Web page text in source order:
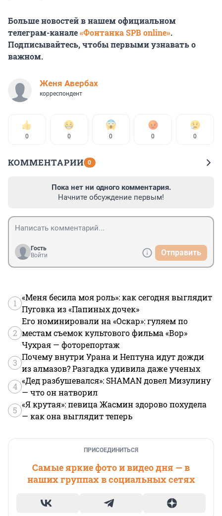
Больше новостей в нашем официальном
телеграм-канале«Фонтанка SPB online».
Подписывайтесь, чтобы первыми узнавать о
важном.
Женя Авербах
корреспондент
0 0 0 0 0
КОММЕНТАРИИ 0
Пока нет ни одного комментария.
Начните обсуждение первым!
Гость
Войти
Отправить
1
«Меня бесила моя роль»: как сегодня выглядит
Пуговка из «Папиных дочек»
2
Его номинировали на «Оскар»: гуляем по
местам съемок культового фильма «Вор»
Чухрая — фоторепортаж
3
Почему внутри Урана и Нептуна идут дожди
из алмазов? Разгадка удивила даже ученых
4
«Дед разбушевался»: SHAMAN довел Мизулину
— что он натворил
5
«Я крутая»: певица Жасмин здорово похудела
— как она выглядит теперь
ПРИСОЕДИНИТЬСЯ
Самые яркие фото и видео дня — в
наших группах в социальных сетях